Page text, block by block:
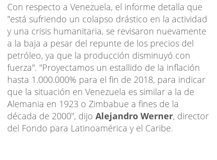
Con respecto a Venezuela, el informe detalla que
"está sufriendo un colapso drástico en la actividad
y una crisis humanitaria, se revisaron nuevamente
a la baja a pesar del repunte de los precios del
petróleo, ya que la producción disminuyó con
fuerza". "Proyectamos un estallido de la inflación
hasta 1.000.000% para el fin de 2018, para indicar
que la situación en Venezuela es similar a la de
Alemania en 1923 o Zimbabue a fines de la
década de 2000″, dijo Alejandro Werner, director
del Fondo para Latinoamérica y el Caribe.